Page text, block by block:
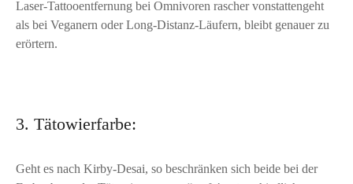
Laser-Tattooentfernung bei Omnivoren rascher vonstattengeht
als bei Veganern oder Long-Distanz-Läufern, bleibt genauer zu
erörtern.
3. Tätowierfarbe:
Geht es nach Kirby-Desai, so beschränken sich beide bei der